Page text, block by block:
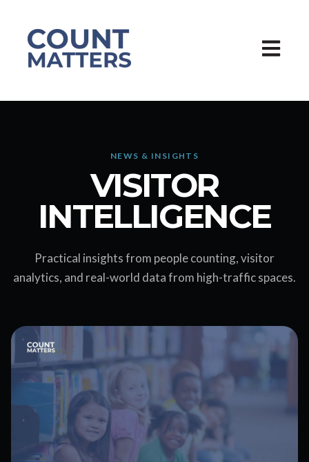
NEWS & INSIGHTS
VISITOR
INTELLIGENCE
Practical insights from people counting, visitor
analytics, and real-world data from high-traffic spaces.